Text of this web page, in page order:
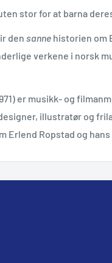
stor for at barna
den sanne historien om
verkene i norsk
er musikk- og
illustratør og
Erlend Ropstad og